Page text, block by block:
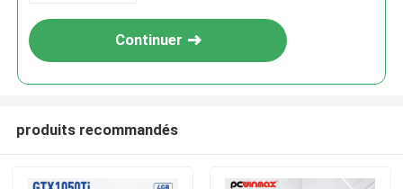
Continuer
produits recommandés